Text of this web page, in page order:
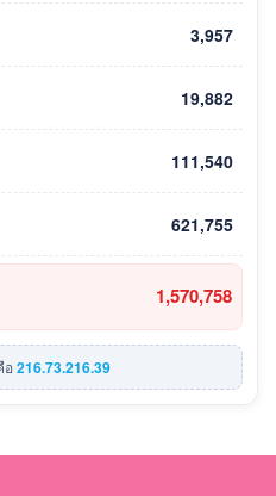
3,957
19,882
111,540
621,755
1,570,758
อ216.73.216.39